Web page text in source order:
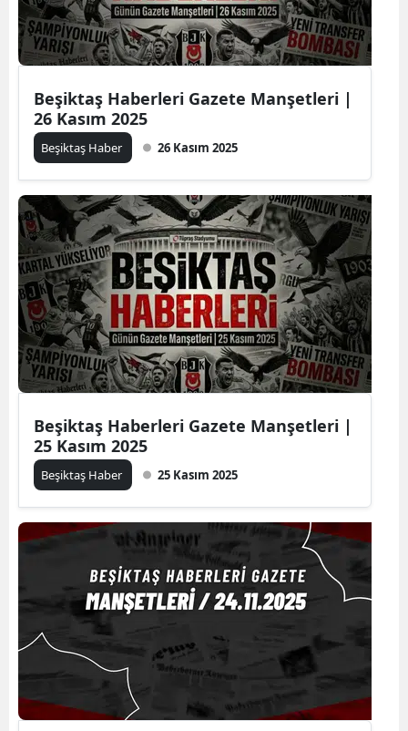
Beşiktaş Haberleri Gazete Manşetleri |
26 Kasım 2025
Beşiktaş Haber 26 Kasım 2025
Beşiktaş Haberleri Gazete Manşetleri |
25 Kasım 2025
Beşiktaş Haber 25 Kasım 2025